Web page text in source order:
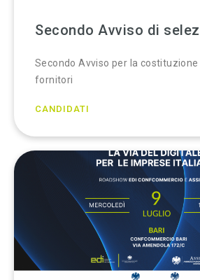
Secondo Avviso di
Secondo Avviso per la costituzione
fornitori
CANDIDATI